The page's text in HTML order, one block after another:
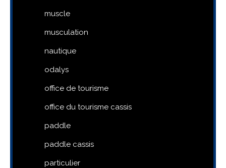
muscle
musculation
nautique
odalys
office de tourisme
office du tourisme cassis
paddle
paddle cassis
particulier